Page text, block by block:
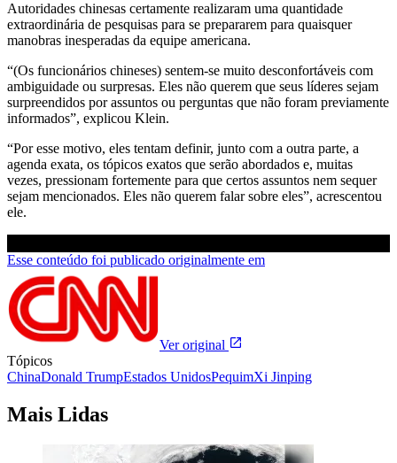
Autoridades chinesas certamente realizaram uma quantidade
extraordinária de pesquisas para se prepararem para quaisquer
manobras inesperadas da equipe americana.
“(Os funcionários chineses) sentem-se muito desconfortáveis ​​com
ambiguidade ou surpresas. Eles não querem que seus líderes sejam
surpreendidos por assuntos ou perguntas que não foram previamente
informados”, explicou Klein.
“Por esse motivo, eles tentam definir, junto com a outra parte, a
agenda exata, os tópicos exatos que serão abordados e, muitas
vezes, pressionam fortemente para que certos assuntos nem sequer
sejam mencionados. Eles não querem falar sobre eles”, acrescentou
ele.
Esse conteúdo foi publicado originalmente em
Ver original
Tópicos
ChinaDonald TrumpEstados UnidosPequimXi Jinping
Mais Lidas